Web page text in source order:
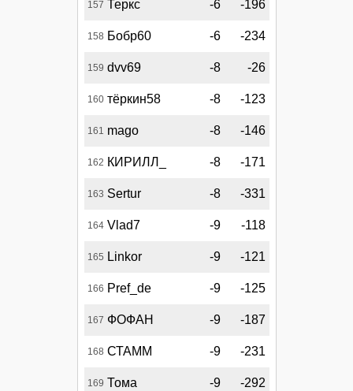
157 Теркс -6 -196
158 Бобр60 -6 -234
159 dvv69 -8 -26
160 тёркин58 -8 -123
161 mago -8 -146
162 КИРИЛЛ_ -8 -171
163 Sertur -8 -331
164 Vlad7 -9 -118
165 Linkor -9 -121
166 Pref_de -9 -125
167 ФОФАН -9 -187
168 СТАММ -9 -231
169 Тома -9 -292